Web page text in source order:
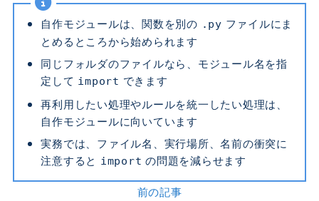
自作モジュールは、関数を別の .py ファイルにま
とめるところから始められます
同じフォルダのファイルなら、モジュール名を指
定して import できます
再利用したい処理やルールを統一したい処理は、
自作モジュールに向いています
実務では、ファイル名、実行場所、名前の衝突に
注意すると import の問題を減らせます
前の記事